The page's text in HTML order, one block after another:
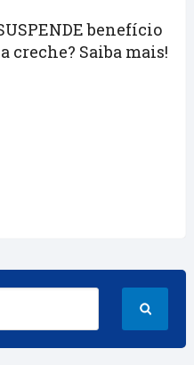
benefício
creche? Saiba mais!